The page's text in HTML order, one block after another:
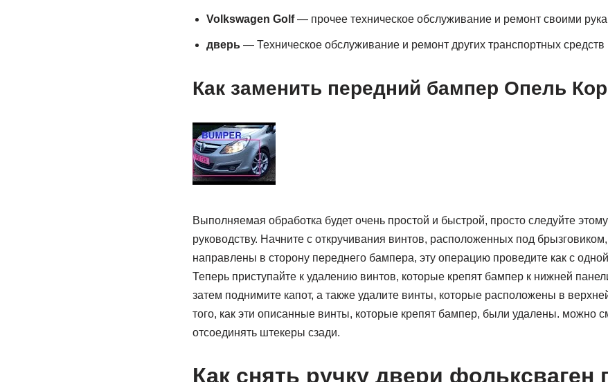
Volkswagen Golf— прочее техническое обслуживание и ремонт своими
дверь— Техническое обслуживание и ремонт других транспортных средств
Как заменить передний бампер Опель
Выполняемая обработка будет очень простой и быстрой, просто следуйте
руководству. Начните с откручивания винтов, расположенных под
направлены в сторону переднего бампера, эту операцию проведите как с
Теперь приступайте к удалению винтов, которые крепят бампер к нижней
затем поднимите капот, а также удалите винты, которые расположены в
того, как эти описанные винты, которые крепят бампер, были удалены. можно
отсоединять штекеры сзади.
Как снять ручку двери фольксваген